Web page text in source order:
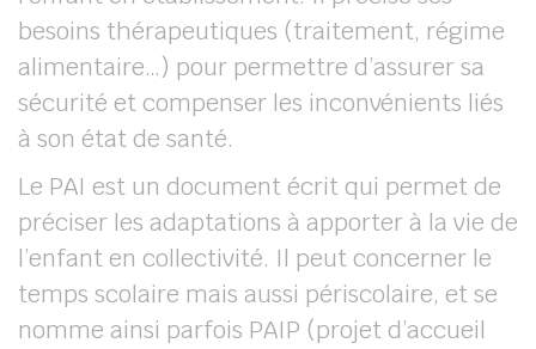
besoins thérapeutiques (traitement, régime
alimentaire…) pour permettre d’assurer sa
sécurité et compenser les inconvénients liés
à son état de santé.
Le PAI est un document écrit qui permet de
préciser les adaptations à apporter à la vie de
l’enfant en collectivité. Il peut concerner le
temps scolaire mais aussi périscolaire, et se
nomme ainsi parfois PAIP (projet d’accueil